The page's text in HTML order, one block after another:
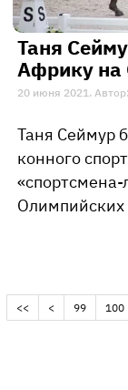
Таня
Африку
20 июня 2021.
​Таня Сеймур
конного
Олимпийских
<< < 99 100